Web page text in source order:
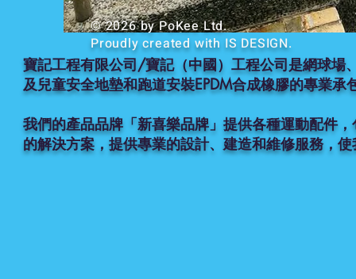
寶記工程有限公司/寶記（中國）工程公司是網球場
及兒童安全地墊和跑道安裝EPDM合成橡膠的專業承
我們的產品品牌「新喜樂品牌」提供各種運動配件
的解決方案，提供專業的設計、建造和維修服務，
© 2026 by PoKee Ltd.
Proudly created with IS DESIGN.